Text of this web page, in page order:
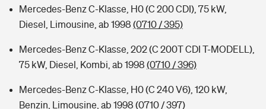
Mercedes-Benz C-Klasse, H0 (C 200 CDI), 75 kW,
Diesel, Limousine, ab 1998 (0710 / 395)
Mercedes-Benz C-Klasse, 202 (C 200T CDI T-MODELL),
75 kW, Diesel, Kombi, ab 1998 (0710 / 396)
Mercedes-Benz C-Klasse, H0 (C 240 V6), 120 kW,
Benzin, Limousine, ab 1998 (0710 / 397)